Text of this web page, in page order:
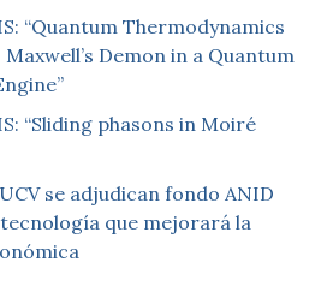
“Quantum Thermodynamics
Demon in a Quantum
“Sliding phasons in Moiré
se adjudican fondo ANID
que mejorará la